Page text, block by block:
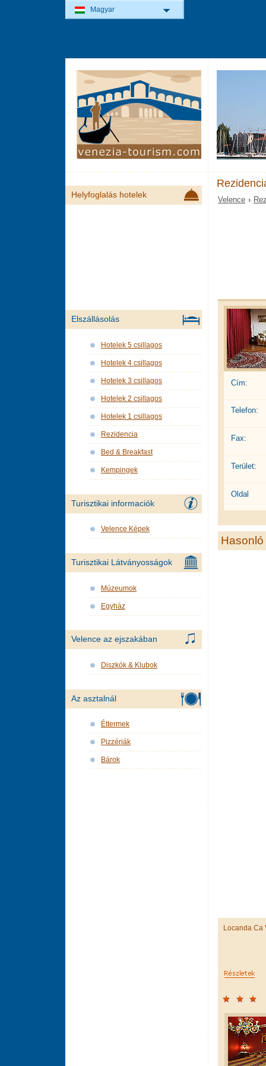
Velence ›
Cím:
Telefon:
Fax:
Terület:
Oldal
Locanda Ca
Helyfoglalás hotelek
Elszállásolás
Hotelek 5 csillagos
Hotelek 4 csillagos
Hotelek 3 csillagos
Hotelek 2 csillagos
Hotelek 1 csillagos
Rezidencia
Bed & Breakfast
Kempingek
Turisztikai informaciók
Velence Képek
Turisztikai Látványosságok
Múzeumok
Egyház
Velence az ejszakában
Diszkók & Klubok
Az asztalnál
Éttermek
Pizzériák
Bárok
Magyar